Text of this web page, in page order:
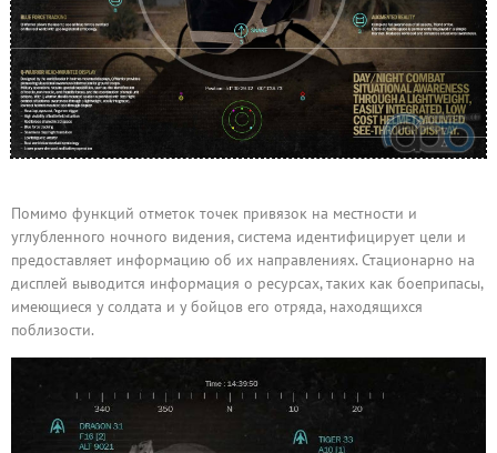
Помимо функций отметок точек привязок на местности и
углубленного ночного видения, система идентифицирует цели и
предоставляет информацию об их направлениях. Стационарно на
дисплей выводится информация о ресурсах, таких как боеприпасы,
имеющиеся у солдата и у бойцов его отряда, находящихся
поблизости.